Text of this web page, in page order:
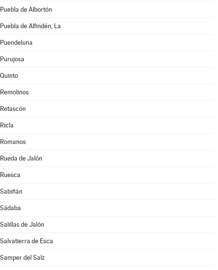
Puebla de Albortón
Puebla de Alfindén, La
Puendeluna
Purujosa
Quinto
Remolinos
Retascón
Ricla
Romanos
Rueda de Jalón
Ruesca
Sabiñán
Sádaba
Salillas de Jalón
Salvatierra de Esca
Samper del Salz